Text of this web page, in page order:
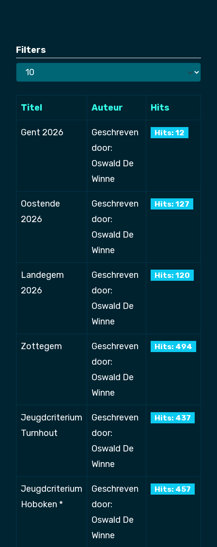
Filters
Toon
Titel Auteur Hits
Gent 2026
Geschreven
door:
Oswald De
Winne
Hits: 12
Oostende
2026
Geschreven
door:
Oswald De
Winne
Hits: 127
Landegem
2026
Geschreven
door:
Oswald De
Winne
Hits: 120
Zottegem
Geschreven
door:
Oswald De
Winne
Hits: 494
Jeugdcriterium
Turnhout
Geschreven
door:
Oswald De
Winne
Hits: 437
Jeugdcriterium
Hoboken *
Geschreven
door:
Oswald De
Winne
Hits: 457